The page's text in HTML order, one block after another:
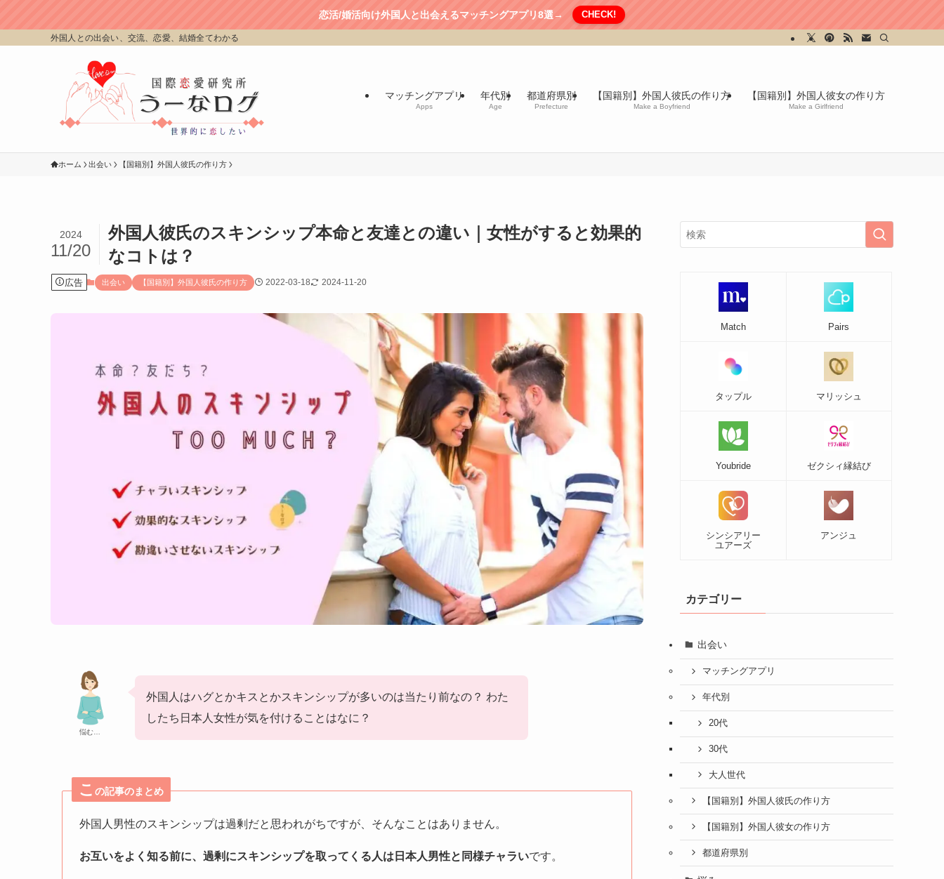
恋活/婚活向け外国人と出会えるマッチングアプリ8選→ CHECK!
外国人との出会い、交流、恋愛、結婚全てわかる
マッチングアプリ
Apps
年代別
Age
都道府県別
Prefecture
【国籍別】外国人彼氏の作り方
Make a Boyfriend
【国籍別】外国人彼女の作り方
Make a Girlfriend
ホーム 出会い 【国籍別】外国人彼氏の作り方
外国人彼氏のスキンシップ本命と友達との違い｜女性がすると効果的
なコトは？
2024
11/20
広告 出会い 【国籍別】外国人彼氏の作り方 2022-03-18 2024-11-20
悩む…
外国人はハグとかキスとかスキンシップが多いのは当たり前なの？ わた
したち日本人女性が気を付けることはなに？
こ の記事のまとめ
外国人男性のスキンシップは過剰だと思われがちですが、そんなことはありません。
お互いをよく知る前に、過剰にスキンシップを取ってくる人は日本人男性と同様チャラいです。
Match Pairs
タップル マリッシュ
Youbride ゼクシィ縁結び
シンシアリー
ユアーズ
アンジュ
カテゴリー
出会い
マッチングアプリ
年代別
20代
30代
大人世代
【国籍別】外国人彼氏の作り方
【国籍別】外国人彼女の作り方
都道府県別